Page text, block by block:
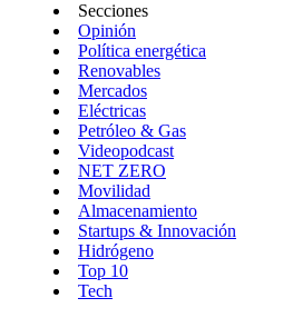
Secciones
Opinión
Política energética
Renovables
Mercados
Eléctricas
Petróleo & Gas
Videopodcast
NET ZERO
Movilidad
Almacenamiento
Startups & Innovación
Hidrógeno
Top 10
Tech